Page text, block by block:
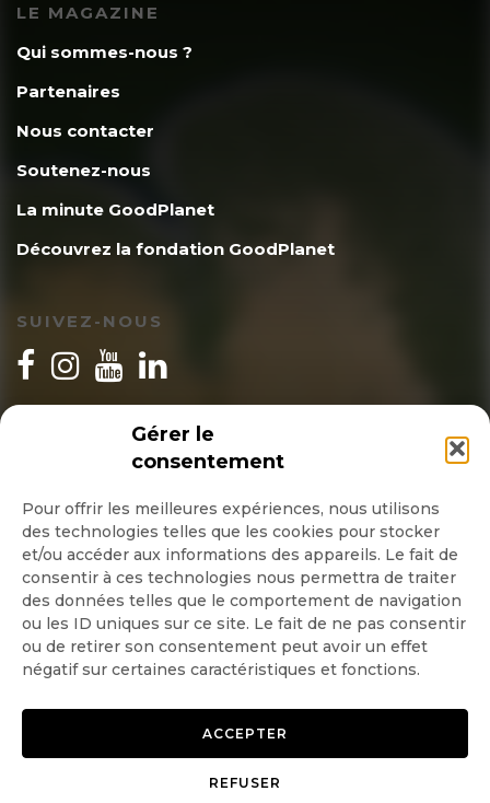
Gérer le
consentement
Pour offrir les meilleures expériences, nous utilisons
des technologies telles que les cookies pour stocker
et/ou accéder aux informations des appareils. Le fait de
consentir à ces technologies nous permettra de traiter
des données telles que le comportement de navigation
ou les ID uniques sur ce site. Le fait de ne pas consentir
ou de retirer son consentement peut avoir un effet
négatif sur certaines caractéristiques et fonctions.
ACCEPTER
REFUSER
LE MAGAZINE
Qui sommes-nous ?
Partenaires
Nous contacter
Soutenez-nous
La minute GoodPlanet
Découvrez la fondation GoodPlanet
SUIVEZ-NOUS
INSCRIPTION NEWSLETTER
Quotidienne
Hebdo
OK